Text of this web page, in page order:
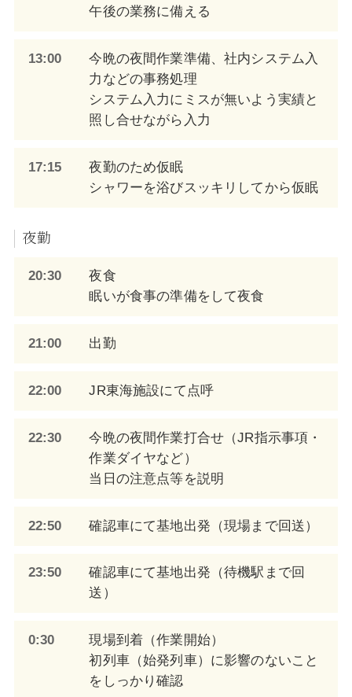
午後の業務に備える
13:00
今晩の夜間作業準備、社内システム入
力などの事務処理
システム入力にミスが無いよう実績と
照し合せながら入力
17:15
夜勤のため仮眠
シャワーを浴びスッキリしてから仮眠
夜勤
20:30
夜食
眠いが食事の準備をして夜食
21:00 出勤
22:00 JR東海施設にて点呼
22:30
今晩の夜間作業打合せ（JR指示事項・
作業ダイヤなど）
当日の注意点等を説明
22:50 確認車にて基地出発（現場まで回送）
23:50
確認車にて基地出発（待機駅まで回
送）
0:30
現場到着（作業開始）
初列車（始発列車）に影響のないこと
をしっかり確認